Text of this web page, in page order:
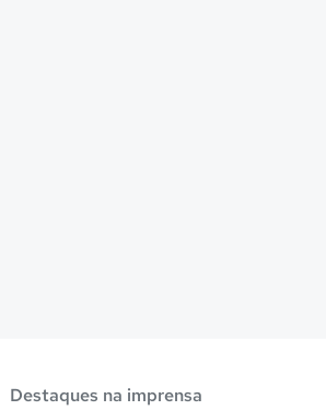
Destaques na imprensa